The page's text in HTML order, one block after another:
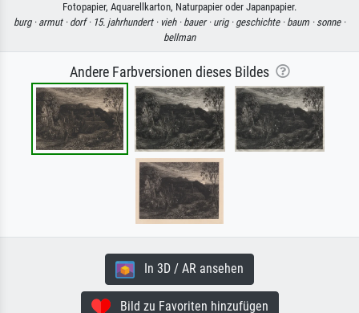
Fotopapier, Aquarellkarton, Naturpapier oder Japanpapier.
burg · armut · dorf · 15. jahrhundert · vieh · bauer · urig · geschichte · baum · sonne ·
bellman
Andere Farbversionen dieses Bildes
In 3D / AR ansehen
Bild zu Favoriten hinzufügen